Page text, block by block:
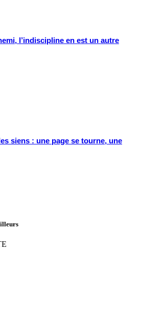
l’indiscipline en est un autre
siens : une page se tourne, une